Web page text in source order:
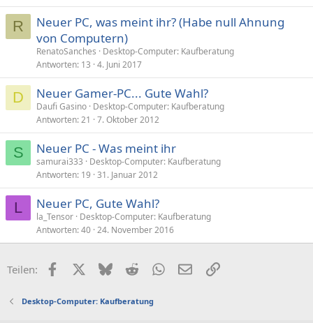
R
Neuer PC, was meint ihr? (Habe null Ahnung
von Computern)
RenatoSanches
Desktop-Computer: Kaufberatung
Antworten 13 4. Juni 2017
D Neuer Gamer-PC... Gute Wahl?
Daufi Gasino Desktop-Computer: Kaufberatung
Antworten 21 7. Oktober 2012
S Neuer PC - Was meint ihr
samurai333
Desktop-Computer: Kaufberatung
Antworten 19 31. Januar 2012
L Neuer PC, Gute Wahl?
la_Tensor Desktop-Computer: Kaufberatung
Antworten 40 24. November 2016
Teilen: FacebookX (Twitter)
BlueskyRedditWhatsApp
E-MailLink
Desktop-Computer: Kaufberatung